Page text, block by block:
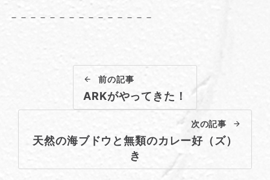
－－－－－－－－－－－－－－－
前の記事
ARKがやってきた！
次の記事
天然の海ブドウと無類のカレー好（ズ）
き